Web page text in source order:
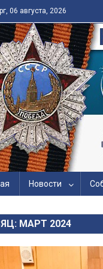
06 августа, 2026
Новости
МАРТ 2024